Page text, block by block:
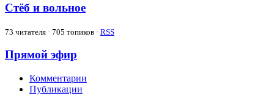
Стёб и вольное
73 читателя · 705 топиков · RSS
Прямой эфир
Комментарии
Публикации